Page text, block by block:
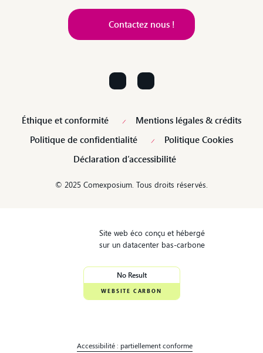
Contactez nous !
Éthique et conformité
Mentions légales & crédits
Politique de confidentialité
Politique Cookies
Déclaration d’accessibilité
© 2025 Comexposium. Tous droits réservés.
Site web éco conçu et hébergé
sur un datacenter bas-carbone
No Result
WEBSITE CARBON
Accessibilité : partiellement conforme